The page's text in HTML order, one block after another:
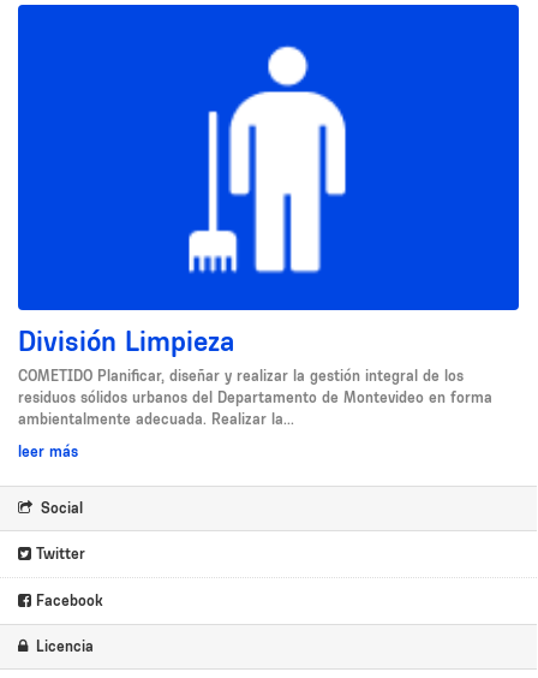
División Limpieza
COMETIDO Planificar, diseñar y realizar la gestión integral de los
residuos sólidos urbanos del Departamento de Montevideo en forma
ambientalmente adecuada. Realizar la...
leer más
Social
Twitter
Facebook
Licencia